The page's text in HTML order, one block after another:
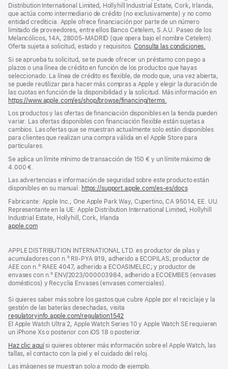
de
página
Distribution International Limited, Hollyhill Industrial Estate, Cork, Irlanda,
que actúa como intermediario de crédito (no exclusivamente) y no como
entidad crediticia. Apple ofrece financiación por parte de un número
limitado de proveedores, entre ellos Banco Cetelem, S.A.U. Paseo de los
Melancólicos, 14A, 28005-MADRID (que opera bajo el nombre Cetelem).
Oferta sujeta a solicitud, estado y requisitos.Consulta las condiciones.
Si se aprueba tu solicitud, se te puede ofrecer un préstamo con pago a
plazos o una línea de crédito en función de los productos que hayas
seleccionado. La línea de crédito es flexible, de modo que, una vez abierta,
se puede reutilizar para hacer más compras a Apple y elegir la duración de
las cuotas en función de la disponibilidad y la solicitud. Más información en
https://www.apple.com/es/shop/browse/financing/terms.
Los productos y las ofertas de financiación disponibles en la tienda pueden
variar. Las ofertas disponibles con financiación flexible están sujetas a
cambios. Las ofertas que se muestran actualmente solo están disponibles
para clientes que realizan una compra válida en el Apple Store para
particulares.
Se aplica un límite mínimo de transacción de 150 € y un límite máximo de
4.000 €.
Las advertencias e información de seguridad sobre este producto están
disponibles en su manual: https://support.apple.com/es-es/docs(se
en
una
Fabricante: Apple Inc., One Apple Park Way, Cupertino, CA 95014, EE. UU.
Representante en la UE: Apple Distribution International Limited, Hollyhill
Industrial Estate, Hollyhill, Cork, Irlanda
apple.com(se
una
ventana
nueva)
APPLE DISTRIBUTION INTERNATIONAL LTD. es productor de pilas y
acumuladores con n.º RII-PYA 919, adherido a ECOPILAS; productor de
AEE con n.º RAEE 4047, adherido a ECOASIMELEC; y productor de
envases con n.º ENV/2023/000003984, adherido a ECOEMBES (envases
domésticos) y Recyclia Envases (envases comerciales).
Si quieres saber más sobre los gastos que cubre Apple por el reciclaje y la
gestión de las baterías desechadas, visita
regulatoryinfo.apple.com/regulation1542
abre
en
ventana
nueva)
El Apple Watch Ultra 2, Apple Watch Series 10 y Apple Watch SE requieren
un iPhone Xs o posterior con iOS 18 o posterior.
Haz clic aquísi quieres obtener más información sobre el Apple Watch, las
tallas, el contacto con la piel y el cuidado del reloj.
Las imágenes se muestran solo a modo de ejemplo.